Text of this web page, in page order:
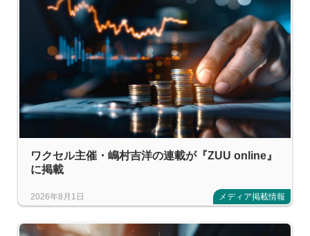
ワクセル主催・嶋村吉洋の連載が『ZUU online』
に掲載
2026年8月1日 メディア掲載情報